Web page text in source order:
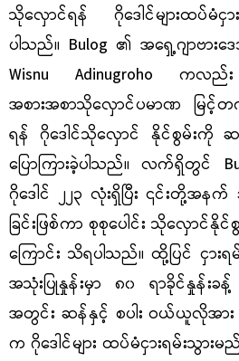
သိုလှောင်ရန် ဂိုဒေါင်များထပ်မံငှ
ပါသည်။ Bulog ၏ အရှေ့ဂျာဗားဒ
Wisnu Adinugroho ကလ
အစားအစာသိုလှောင်ပမာဏ မြင့်
ရန် ဂိုဒေါင်သိုလှောင် နိုင်စွမ်းကို
ပြောကြားခဲ့ပါသည်။ လက်ရှိတွင်
ဂိုဒေါင် ၂၂၃ လုံးရှိပြီး ၎င်းတို့အနက်
ခြင်းဖြစ်ကာ စုစုပေါင်း သိုလှောင်နို
ကြောင်း သိရပါသည်။ ထို့ပြင် ငှားရမ်
အသုံးပြုနှုန်းမှာ ၈၀ ရာခိုင်နှုန်းခ
အတွင်း ဆန်နှင့် စပါး ဝယ်ယူလိုအာ
က ဂိုဒေါင်များ ထပ်မံငှားရမ်းသွားမ